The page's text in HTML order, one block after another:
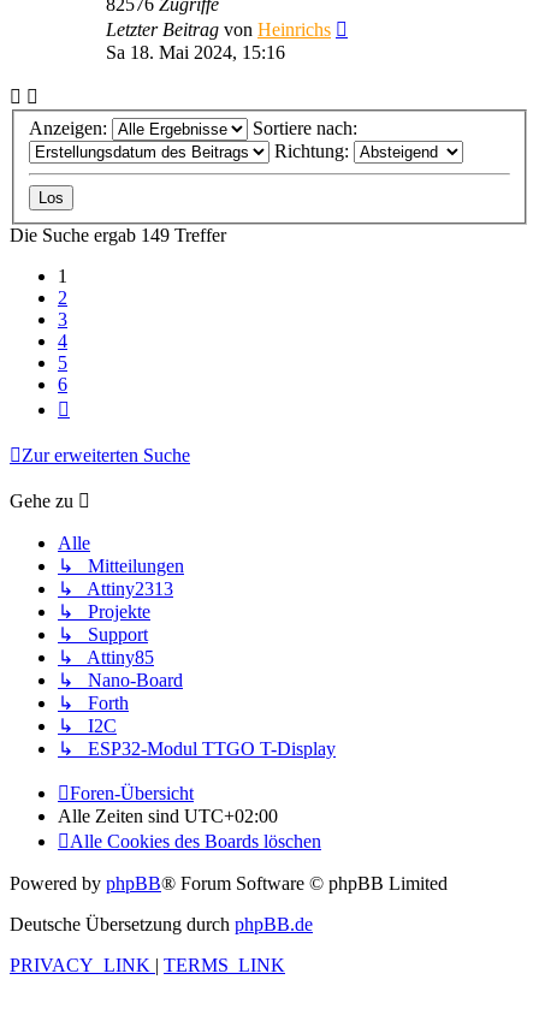
Letzter Beitrag von Heinrichs
Sa 18. Mai 2024, 15:16
Anzeigen:
Sortiere nach:
Richtung:
Die Suche ergab 149 Treffer
1
2
3
4
5
6
Zur erweiterten Suche
Gehe zu
Alle
↳ Mitteilungen
↳ Attiny2313
↳ Projekte
↳ Support
↳ Attiny85
↳ Nano-Board
↳ Forth
↳ I2C
↳ ESP32-Modul TTGO T-Display
Foren-Übersicht
Alle Zeiten sind UTC+02:00
Alle Cookies des Boards löschen
Powered by phpBB® Forum Software © phpBB Limited
Deutsche Übersetzung durch phpBB.de
PRIVACY_LINK
TERMS_LINK